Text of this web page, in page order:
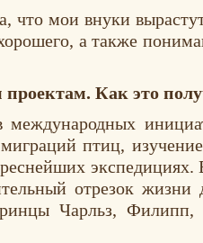
что мои внуки
а также
Как это
международных
птиц,
экспедициях.
отрезок жизни
Чарльз, Филипп,